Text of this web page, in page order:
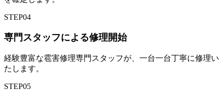
STEP04
専門スタッフによる修理開始
経験豊富な雹害修理専門スタッフが、一台一台丁寧に修理い
たします。
STEP05